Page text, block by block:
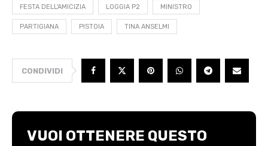
FESTA DELL'AMICIZIA LOGGIA P2 MINISTRO
PARTIGIANA PISTOIA TINA ANSELMI
CONDIVIDI
VUOI OTTENERE QUESTO